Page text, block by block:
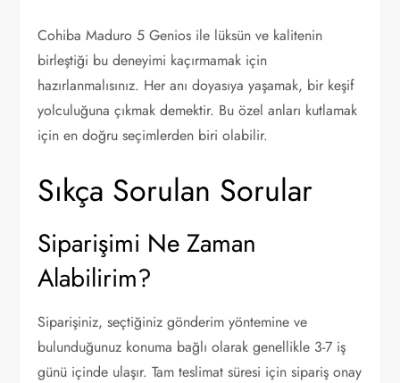
Cohiba Maduro 5 Genios ile lüksün ve kalitenin
birleştiği bu deneyimi kaçırmamak için
hazırlanmalısınız. Her anı doyasıya yaşamak, bir keşif
yolculuğuna çıkmak demektir. Bu özel anları kutlamak
için en doğru seçimlerden biri olabilir.
Sıkça Sorulan Sorular
Siparişimi Ne Zaman
Alabilirim?
Siparişiniz, seçtiğiniz gönderim yöntemine ve
bulunduğunuz konuma bağlı olarak genellikle 3-7 iş
günü içinde ulaşır. Tam teslimat süresi için sipariş onay